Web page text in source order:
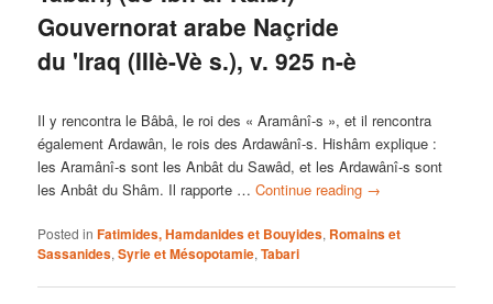
Gouvernorat arabe Naçride
du 'Iraq (IIIè-Vè s.), v. 925 n-è
Il y rencontra le Bâbâ, le roi des « Aramânî-s », et il rencontra
également Ardawân, le rois des Ardawânî-s. Hishâm explique :
les Aramânî-s sont les Anbât du Sawâd, et les Ardawânî-s sont
les Anbât du Shâm. Il rapporte …Continue reading →
Posted in Fatimides, Hamdanides et Bouyides, Romains et
Sassanides,Syrie et Mésopotamie,Tabari